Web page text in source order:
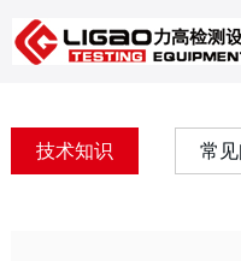
网站首页
技术知识 常